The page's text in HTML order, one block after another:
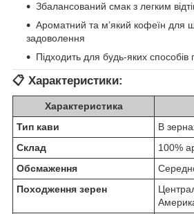
Збалансований смак з легким
Ароматний та м’який кофеїн для
задоволення
Підходить для будь-яких способів
📋 Характеристики:
Характеристика
Тип кави
В
Склад
100%
Обсмаження
Походження зерен